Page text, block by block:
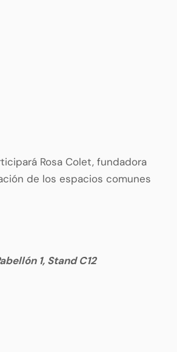
Rosa Colet, fundadora
de los espacios comunes
1, Stand C12